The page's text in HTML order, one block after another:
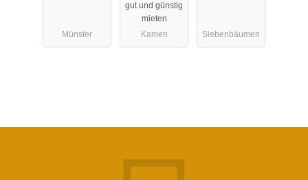
Münster
1,5er
gut und günstig
mieten
Kamen
Siebenbäumen